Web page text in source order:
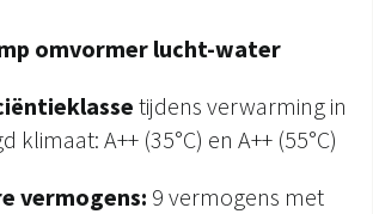
omvormer lucht-water
tijdens verwarming in
klimaat: A++ (35°C) en A++ (55°C)
vermogens: 9 vermogens met